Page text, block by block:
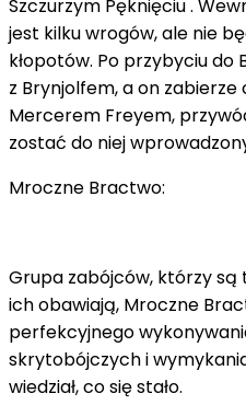
Szczurzym Pęknięciu .
jest kilku wrogów, ale nie
kłopotów. Po przybyciu
z Brynjolfem, a on zabierze
Mercerem Freyem,
zostać do niej
Mroczne Bractwo:
Grupa zabójców, którzy są
ich obawiają, Mroczne
perfekcyjnego
skrytobójczych i
wiedział, co się stało.